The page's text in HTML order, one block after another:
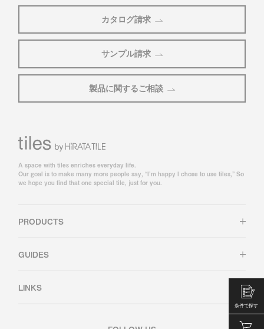
条件で探す
カタログ請求
サンプル請求
製品に関するご相談
A space with tiles enriches everyday life.
Our goal is to make many more people say, “I’m happy I chose to use tiles,” So
we hope you find that one special tile, just for you.
PRODUCTS
GUIDES
LINKS